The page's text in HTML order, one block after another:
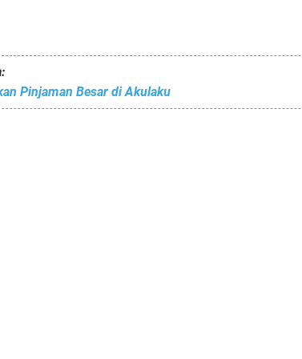
Pinjaman Besar di Akulaku